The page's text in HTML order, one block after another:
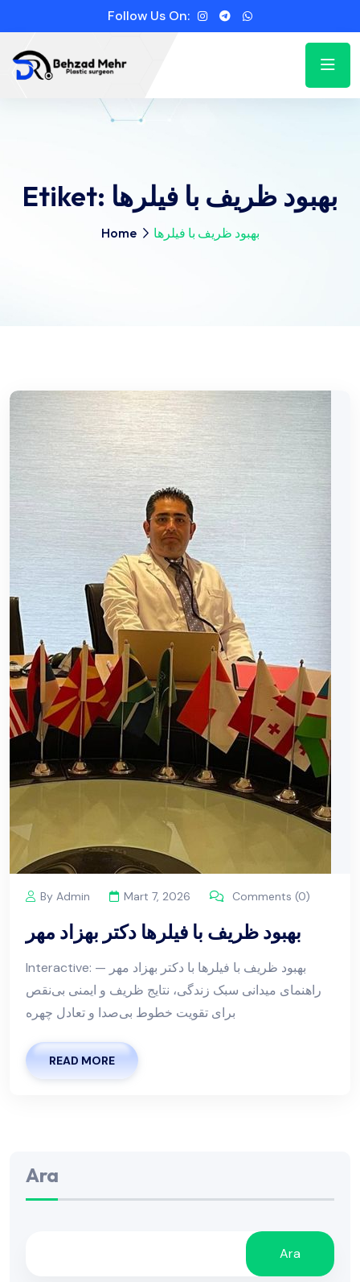
Follow Us On:
Etiket: بهبود ظریف با فیلرها
Home بهبود ظریف با فیلرها
By Admin Mart 7, 2026 Comments (0)
بهبود ظریف با فیلرها دکتر بهزاد مهر
Interactive: بهبود ظریف با فیلرها با دکتر بهزاد مهر —
راهنمای میدانی سبک زندگی، نتایج ظریف و ایمنی بی‌نقص
برای تقویت خطوط بی‌صدا و تعادل چهره
READ MORE
Ara
Ara